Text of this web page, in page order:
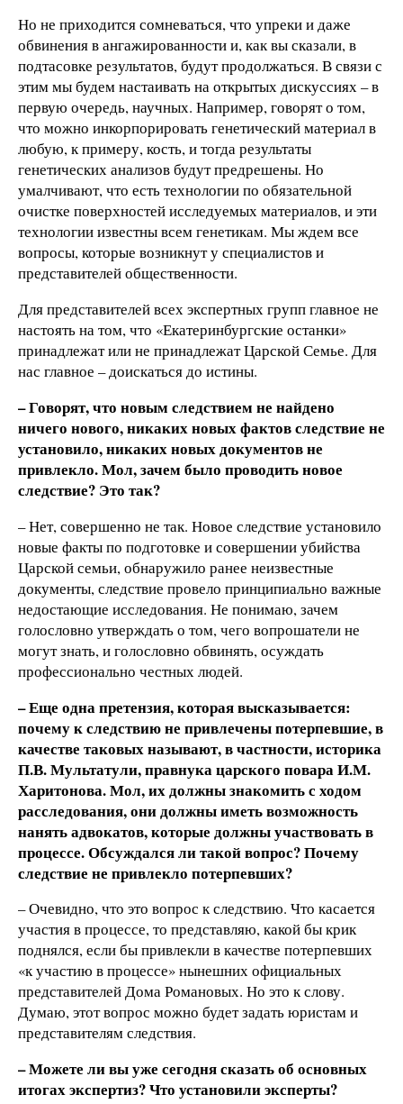
Но не приходится сомневаться, что упреки и даже
обвинения в ангажированности и, как вы сказали, в
подтасовке результатов, будут продолжаться. В связи с
этим мы будем настаивать на открытых дискуссиях – в
первую очередь, научных. Например, говорят о том,
что можно инкорпорировать генетический материал в
любую, к примеру, кость, и тогда результаты
генетических анализов будут предрешены. Но
умалчивают, что есть технологии по обязательной
очистке поверхностей исследуемых материалов, и эти
технологии известны всем генетикам. Мы ждем все
вопросы, которые возникнут у специалистов и
представителей общественности.
Для представителей всех экспертных групп главное не
настоять на том, что «Екатеринбургские останки»
принадлежат или не принадлежат Царской Семье. Для
нас главное – доискаться до истины.
– Говорят, что новым следствием не найдено
ничего нового, никаких новых фактов следствие не
установило, никаких новых документов не
привлекло. Мол, зачем было проводить новое
следствие? Это так?
– Нет, совершенно не так. Новое следствие установило
новые факты по подготовке и совершении убийства
Царской семьи, обнаружило ранее неизвестные
документы, следствие провело принципиально важные
недостающие исследования. Не понимаю, зачем
голословно утверждать о том, чего вопрошатели не
могут знать, и голословно обвинять, осуждать
профессионально честных людей.
– Еще одна претензия, которая высказывается:
почему к следствию не привлечены потерпевшие, в
качестве таковых называют, в частности, историка
П.В. Мультатули, правнука царского повара И.М.
Харитонова. Мол, их должны знакомить с ходом
расследования, они должны иметь возможность
нанять адвокатов, которые должны участвовать в
процессе. Обсуждался ли такой вопрос? Почему
следствие не привлекло потерпевших?
– Очевидно, что это вопрос к следствию. Что касается
участия в процессе, то представляю, какой бы крик
поднялся, если бы привлекли в качестве потерпевших
«к участию в процессе» нынешних официальных
представителей Дома Романовых. Но это к слову.
Думаю, этот вопрос можно будет задать юристам и
представителям следствия.
– Можете ли вы уже сегодня сказать об основных
итогах экспертиз? Что установили эксперты?